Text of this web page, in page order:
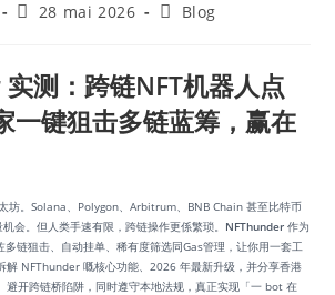
28 mai 2026 Blog
测：跨链NFT机器人点
一键狙击多链蓝筹，赢在
坊。Solana、Polygon、Arbitrum、BNB Chain 甚至比特币
会。但人类手速有限，跨链操作更係繁琐。 NFThunder 作为
多链狙击、自动挂单、稀有度筛选同Gas管理，让你用一套工
解 NFThunder 嘅核心功能、2026 年最新升级，并分享香港
避开跨链桥陷阱，同时遵守本地法规，真正实现「一 bot 在